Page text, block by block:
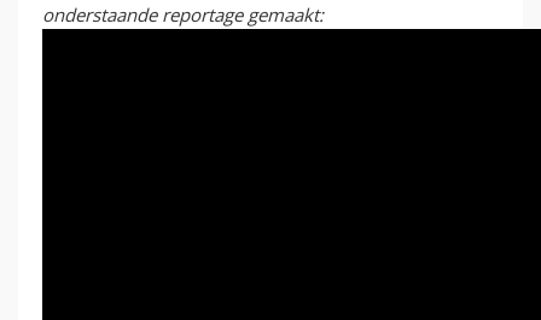
onderstaande reportage gemaakt: